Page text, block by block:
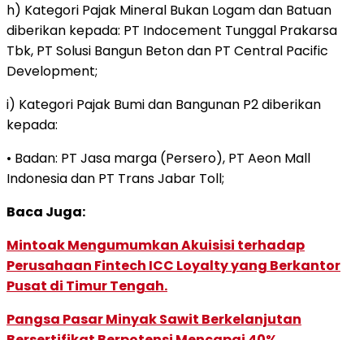
h) Kategori Pajak Mineral Bukan Logam dan Batuan
diberikan kepada: PT Indocement Tunggal Prakarsa
Tbk, PT Solusi Bangun Beton dan PT Central Pacific
Development;
i) Kategori Pajak Bumi dan Bangunan P2 diberikan
kepada:
• Badan: PT Jasa marga (Persero), PT Aeon Mall
Indonesia dan PT Trans Jabar Toll;
Baca Juga:
Mintoak Mengumumkan Akuisisi terhadap
Perusahaan Fintech ICC Loyalty yang Berkantor
Pusat di Timur Tengah.
Pangsa Pasar Minyak Sawit Berkelanjutan